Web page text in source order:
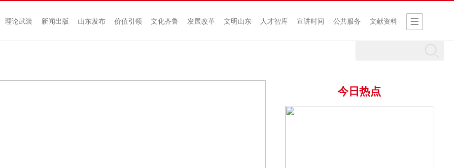
理论武装 新闻出版 山东发布 价值引领 文化齐鲁 发展改革 文明山东 人才智库 宣讲时间 公共服务 文献资料
今日热点